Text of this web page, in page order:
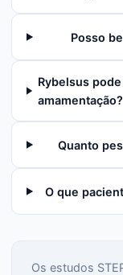
Posso
Rybelsus
amamentação?
Quanto
O que
Os estudos